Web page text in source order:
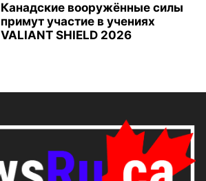
Канадские вооружённые силы
примут участие в учениях
VALIANT SHIELD 2026